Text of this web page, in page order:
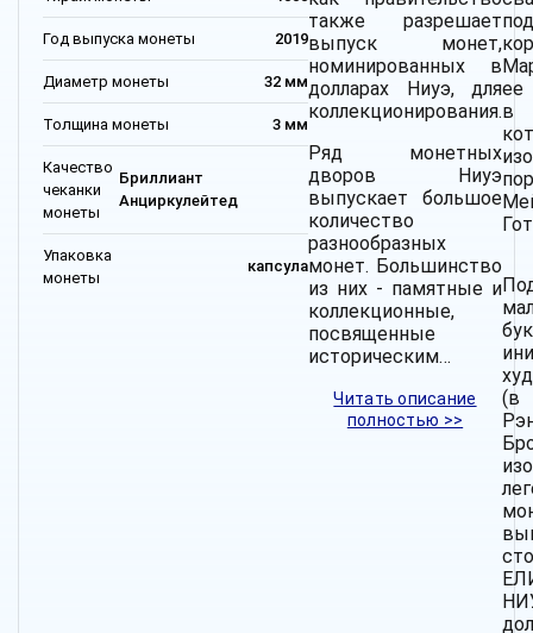
Год выпуска монеты 2019
Диаметр монеты 32 мм
Толщина монеты 3 мм
Качество
чеканки
монеты
Бриллиант
Анциркулейтед
Упаковка
монеты
капсула
также разрешает
выпуск монет,
номинированных в
долларах Ниуэ, для
коллекционирования.
Ряд монетных
дворов Ниуэ
выпускает большое
количество
разнообразных
монет. Большинство
из них - памятные и
коллекционные,
посвященные
историческим…
Читать описание
полностью >>
ее
в
(в